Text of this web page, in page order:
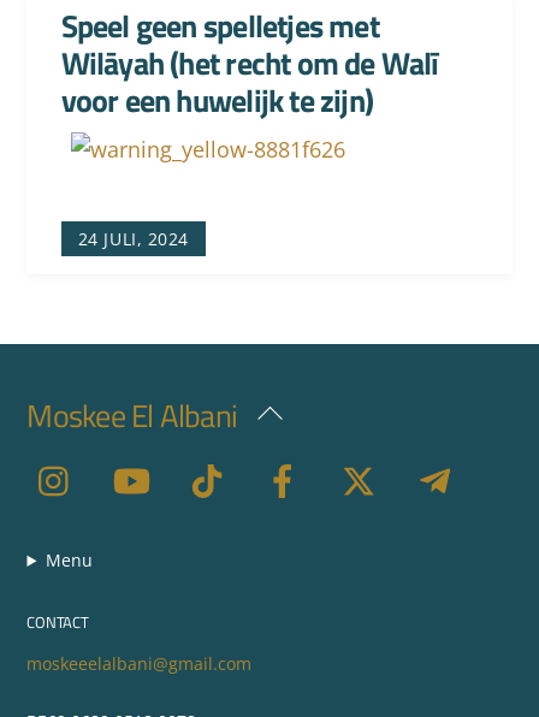
24 JULI, 2024
Speel geen spelletjes met
Wilāyah (het recht om de Walī
voor een huwelijk te zijn)
Back
Top
Moskee El Albani
Menu
CONTACT
moskeeelalbani@gmail.com